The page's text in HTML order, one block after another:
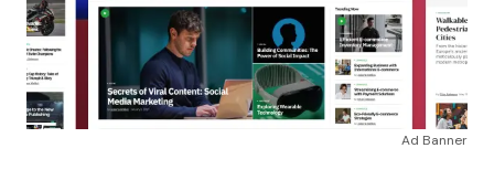
Ad Banner